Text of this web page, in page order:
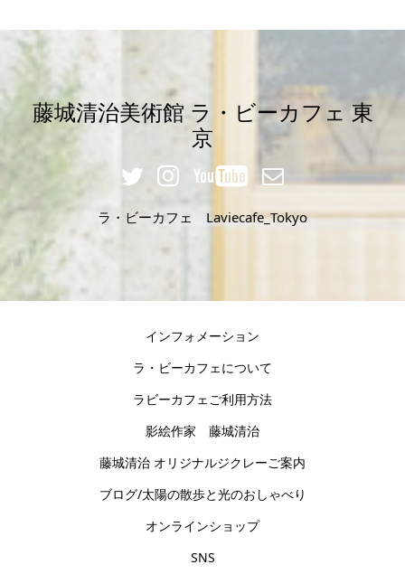
藤城清治美術館 ラ・ビーカフェ 東
京
ラ・ビーカフェ Laviecafe_Tokyo
インフォメーション
ラ・ビーカフェについて
ラビーカフェご利用方法
影絵作家 藤城清治
藤城清治 オリジナルジクレーご案内
ブログ/太陽の散歩と光のおしゃべり
オンラインショップ
SNS